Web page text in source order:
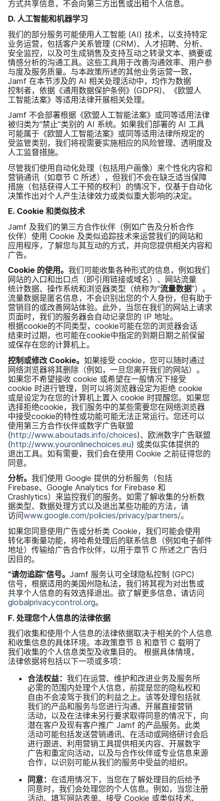
方式​共享​信息，​不​会​向​第三​方​出售​或​出租​个​人​信息。
D. 人​工智能​和​机器​学习
我们​的​部分​服务​可能​使用​人​工智​能 (AI) 技术，​以​支持​特定​
业务​运营，​包括​客户​关系​管理 (CRM)、​人​才​招聘、​分析、​
安全​监控，​以及​可生​成销售​及​支持​互动​之​转录​文本、​摘要​或​
情感​分析​的​沟通​工具。​这些​工具​用于​改善​沟​通效率、​用户参​
与​度​及​服务​质量。​与​本​政策​所述​的​其他​业务​运营​一致，
Jamf 在​本节​涉及​的 AI 相关​处理​活动​中，​均​作为​数​据​
控制者，​依据​《通用​数据​保护​条例》​(GDPR)、​《欧盟​人​
工智​能​法案》​等​适用​法律​开展​相关​处理。
Jamf 不​会​部署​根据​《欧盟​人​工智​能​法案》​或同​等​适用​法律​
被​归类​为​“禁止”​类别​的 AI 系统。​如果​我们​部署​的 AI 工具​
可能​属于​《欧盟​人​工智​能​法案》​或同​等​适用​法律​所​规定​的​
受监管​类别，​我们​将​视​需要​实施​相应​的​风险​管理、​透明度​及​
人​工监督​措施。
尽管​我们​使用​自动化​处理​（包括​用​户​画像）​来​个性化​内容​和​
营销​通讯​（如章节 C 所述），​但​我们​不​会​在​缺乏​适当​保障​
措施​（包括​获得​人​工​干预​的​权利）​的​情况​下，​仅​基于​自动化​
决策​作出​对​个​人​产生​法律​效力​或​类似重大​影响​的​决定。
E. Cookie 和​类似​技术
Jamf 及​我们​的​第三​方​合作​伙伴​（例如​广告​及​分析​合作​
伙伴）​使用 Cookie 及​类似​追踪​技术​来​运营​我们​的​网站​和​
应用​程序，​了解​您​与​其​互动​的​方式，​并​向​您​提供​相关​内容​和​
广告。
Cookie 的​使用。 我们​可能​收集​各​种​形式​的​信息，​例如​我们​
网站​的​入口​和​出口​点​（即​引用​链接​或域名）、​网站​流量​
统计数据、​操作​系统​和​浏览器​类型​（统称为​“流量​数​据”）。​
流量​数据​是​匿名​信息，​不​会​识别出​您​的​个人​身份，​但​有助于​
营销目的​或​改善​网站​体验。​此外，​当​您​在​我们​的​网站​上​请​求​
页面​时，​我们​的​服务​器会​自动​记录​您​的 IP 地址。​
根据cookie的​不同​类型， cookie可能​在​您​的​浏览器​会​话​
结束​时​过期，​也​可能​在cookie中​指定​的​到期​日期​之前​保留​
或​保存​在​您​的​计算​机上。
控制​或​修改 Cookie。 如果​接受 cookie，​您​可以​随时​通过​
网络​浏览器​将​其删除​（例如，​一旦​您​离开​我们​的​网站）。​
如果​您​不​希望​接收 cookie 或​希望​在​一般​情况​下​接受
cookie 时​进行​管理，​则​可以​将​浏览器​设定​为​拒绝 cookie
或是​设定​为​在​您​的​计算机​上​置入 cookie 时​提醒​您。​如果​您​
选择​拒绝cookie，​我们​服务​中​的​某些​需要​您​在​网络​浏览器​
中​接受cookie的​特性​或​功能​可能​无法​正常​运行。​您​还​可以​
使用​第三​方​合作​伙伴​或​数字​广告​联盟
(http://www.aboutads.info/choices)、​欧洲​数字​广告​联盟
(http://www.youronlinechoices.eu) 或​类似​实体​提供​的​
退出​工具。​如有​需要，​我们​会​在​使用 Cookie 之前​征得​您​的​
同意。
分析。 我们​使用 Google 提供​的​分析​服务​（包括
Firebase、 Google Analytics for Firebase 和
Crashlytics）​来​监控​我们​的​服务。​如需​了解​收集​的​分析​数​
据​类型、​数据​处理​方式​以及​退出​某些​功能​的​方法，​请​
访问www.google.com/policies/privacy/partners/。
如果​您​同意​使用​广告​或​分析​类 Cookie，​我们​可能​会​使用​
转化率​衡量​功能，​将​哈希​处理后​的​联系​信息​（例如​电子​邮件​
地址）​传输​给​广告​合作​伙伴，​以​用于​章节 C 所述之​广告归​
因目的。
“请​勿​追踪”​信号。 Jamf 服务​认可​全球​隐​私​控制 (GPC)
信号，​根据​适用​的​美国​州​隐​私法，​我们​将​其视​为​对​出售​或​
共享个​人​信息​的​有效​选择​退出。​欲​了解​更​多​信息，​请​访问
globalprivacycontrol.org。
F. 处理​您​个​人​信息​的​法律​依据
我们​收集​和​使用​个人​信息​的​法律​依据​取决于​相关​的​个人​信息​
和​收集​信息​的​具体​环境。​本​政策​章节 B 和​章节 C 载明​了​
我们​收集​的​个人​信息​类型​及​收集目​的。
根据​具体​情境，​
法律​依据​将​包括​以​下​一​项​或​多​项：
合法​权益： 我们​在​运营、​维护​和​改进​业务​及​服务​所​
必需​的​范围​内​处理​个​人​信息，​前​提​是​您​的​隐私权​和​
自由​不​会​凌驾于​我们​的​利益​之​上。​该​等​处理​包括​就​
我们​的​产品​和​服务​与​您​进行​沟通、​开展​直接​营销​
活动，​以及​在​法律​未​另​行​要求​取得​同意​的​情况​下，​向​
潜​在​客户​及​现​有​客户​推广 Jamf 的​产品​服务。​此类​
活动​可能​包括​发送​营销​通讯、​在​活动​或​网络​研讨会​后​
进行​跟进、​利用​营销​工具​提供​相关​内容、​开展​数字​
广告​和​重定​向​活动，​以及​与​合作​伙伴​或​专业​信息​来源​
合作，​以​识别​可能​从​我们​的​服务​中​受益​的​组织。
同意： 在​适用​情况​下，​当​您​在​了解​处理目​的​后​给​予​
同意​时，​我们​会​处理​您​的​个人​信息。​例如，​当​您​注册​
活动、​填写​网站​表单、​接受 Cookie 或​类似​技术、​